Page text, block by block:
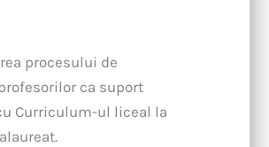
procesului de
ca suport
Curriculum-ul liceal la